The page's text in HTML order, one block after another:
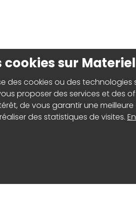
cookies sur
des cookies ou des technologies
proposer des services et des
de vous garantir une
des statistiques de visites.